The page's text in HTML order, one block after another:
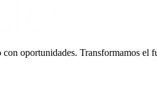
con oportunidades. Transformamos